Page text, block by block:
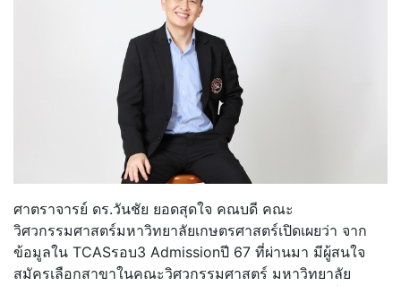
ศาตราจารย์ ดร.วันชัย ยอดสุดใจ คณบดี คณะ
วิศวกรรมศาสตร์มหาวิทยาลัยเกษตรศาสตร์เปิดเผยว่า จาก
ข้อมูลใน TCASรอบ3 Admissionปี 67 ที่ผ่านมา มีผู้สนใจ
สมัครเลือกสาขาในคณะวิศวกรรมศาสตร์ มหาวิทยาลัย